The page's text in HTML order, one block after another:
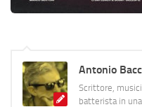
Antonio
Scrittore,
batterista in